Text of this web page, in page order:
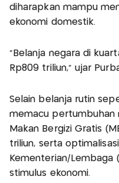
diharapkan mampu
ekonomi domestik.
“Belanja negara di
Rp809 triliun,” ujar
Selain belanja rutin
memacu
Makan Bergizi Gratis
triliun, serta
Kementerian/Lembaga
stimulus ekonomi.